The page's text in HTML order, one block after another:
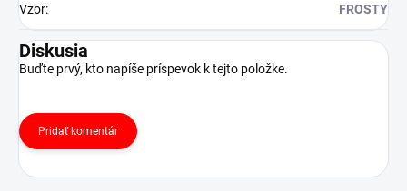
Vzor: FROSTY
Diskusia
Buďte prvý, kto napíše príspevok k tejto položke.
Pridať komentár